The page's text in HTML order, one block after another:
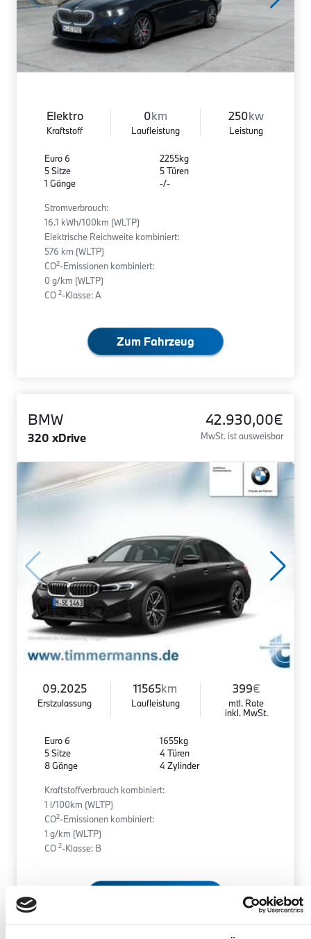
Elektro
Kraftstoff
0km
Laufleistung
250kw
Leistung
Euro 6
5 Sitze
1 Gänge
2255kg
5 Türen
-/-
Stromverbrauch:
16.1 kWh/100km (WLTP)
Elektrische Reichweite kombiniert:
576 km (WLTP)
CO2-Emissionen kombiniert:
0 g/km (WLTP)
CO 2-Klasse: A
Zum Fahrzeug
BMW
320 xDrive
42.930,00€
MwSt. ist ausweisbar
09.2025
Erstzulassung
11565km
Laufleistung
399€
mtl. Rate
inkl. MwSt.
Euro 6
5 Sitze
8 Gänge
1655kg
4 Türen
4 Zylinder
Kraftstoffverbrauch kombiniert:
1 l/100km (WLTP)
CO2-Emissionen kombiniert:
1 g/km (WLTP)
CO 2-Klasse: B